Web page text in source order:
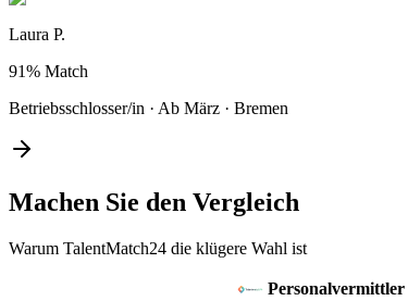
Laura P.
91% Match
Betriebsschlosser/in · Ab März · Bremen
Machen Sie den Vergleich
Warum TalentMatch24 die klügere Wahl ist
Personalvermittler